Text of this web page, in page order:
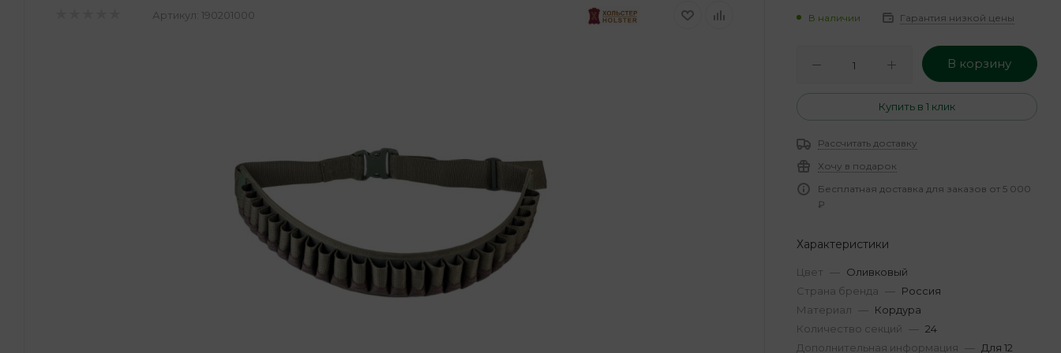
Артикул: 190201000 В наличии Гарантия низкой цены
В корзину
Купить в 1 клик
Рассчитать доставку
Хочу в подарок
Бесплатная доставка для заказов от 5 000
₽
Характеристики
Цвет — Оливковый
Страна бренда — Россия
Материал — Кордура
Количество секций — 24
Дополнительная информация — Для 12